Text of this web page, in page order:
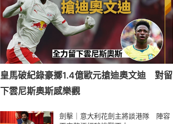
皇馬破紀錄豪擲1.4億歐元搶迪奧文迪 對留
下雲尼斯奧斯感樂觀
劍擊｜意大利花劍主將談港隊 陣容